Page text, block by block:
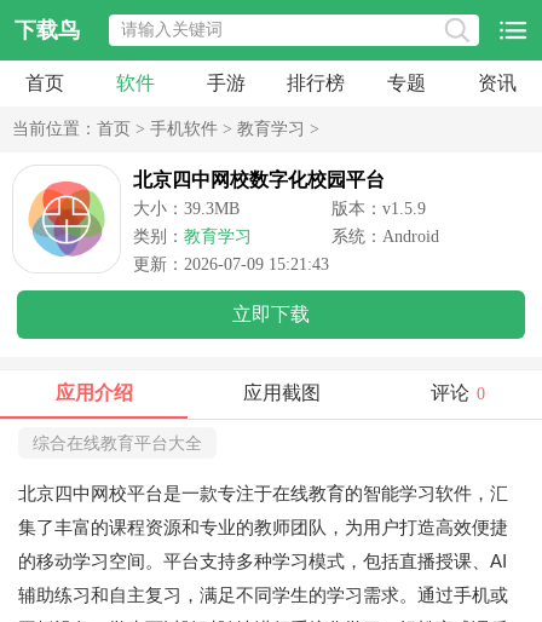
下载鸟
首页 软件 手游 排行榜 专题 资讯
当前位置： 首页 > 手机软件 > 教育学习 >
北京四中网校数字化校园平台
大小：39.3MB
版本：v1.5.9
类别： 教育学习
系统：Android
更新：2026-07-09 15:21:43
立即下载
应用介绍 应用截图 评论 0
综合在线教育平台大全
北京四中网校平台是一款专注于在线教育的智能学习软件，汇
集了丰富的课程资源和专业的教师团队，为用户打造高效便捷
的移动学习空间。平台支持多种学习模式，包括直播授课、AI
辅助练习和自主复习，满足不同学生的学习需求。通过手机或